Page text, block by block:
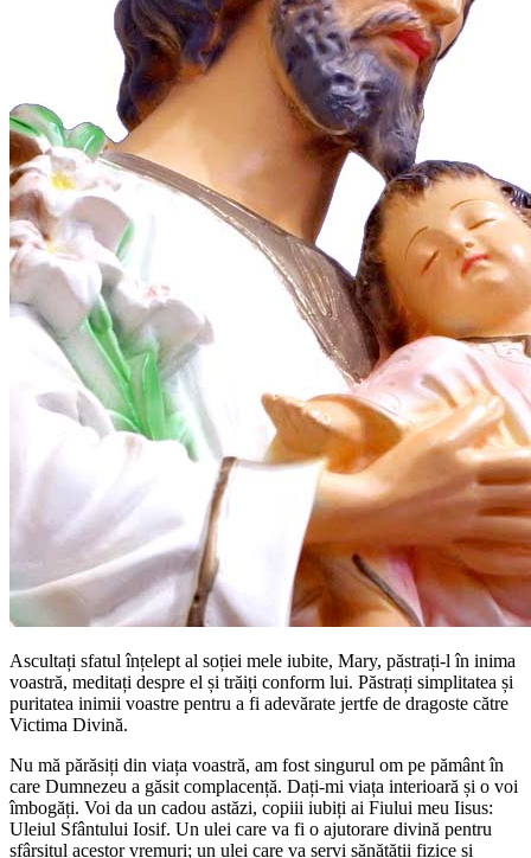
Ascultați sfatul înțelept al soției mele iubite, Mary, păstrați-l în inima
voastră, meditați despre el și trăiți conform lui. Păstrați simplitatea și
puritatea inimii voastre pentru a fi adevărate jertfe de dragoste către
Victima Divină.
Nu mă părăsiți din viața voastră, am fost singurul om pe pământ în
care Dumnezeu a găsit complacență. Dați-mi viața interioară și o voi
îmbogăți. Voi da un cadou astăzi, copiii iubiți ai Fiului meu Iisus:
Uleiul Sfântului Iosif. Un ulei care va fi o ajutorare divină pentru
sfârșitul acestor vremuri; un ulei care va servi sănătății fizice și